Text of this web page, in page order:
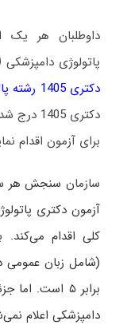
داوطلبان هر یک
پاتولوژی
دکتری 1405 رشته پاتولوژی دامپزشکی
دکتری
برای آزمون اقدام
سازمان سنجش هر
آزمون دکتری
کلی اقدام
برابر ۵ است
. اما
دامپزشکی اعلام